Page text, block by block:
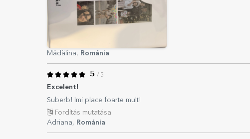
Mădălina, Románia
5 / 5
Excelent!
Suberb! Imi place foarte mult!
Fordítás mutatása
Adriana, Románia